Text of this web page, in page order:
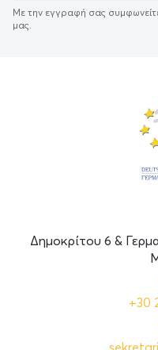
Με την εγγραφή σας
μας.
Δημοκρίτου 6 &
+30